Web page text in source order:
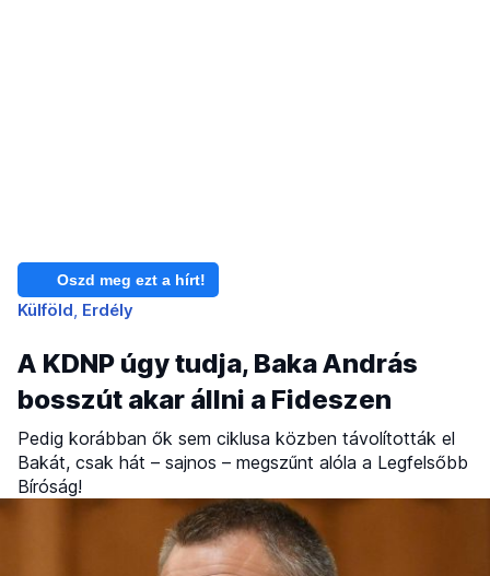
Oszd meg ezt a hírt!
Külföld Erdély
A KDNP úgy tudja, Baka András
bosszút akar állni a Fideszen
Pedig korábban ők sem ciklusa közben távolították el
Bakát, csak hát – sajnos – megszűnt alóla a Legfelsőbb
Bíróság!